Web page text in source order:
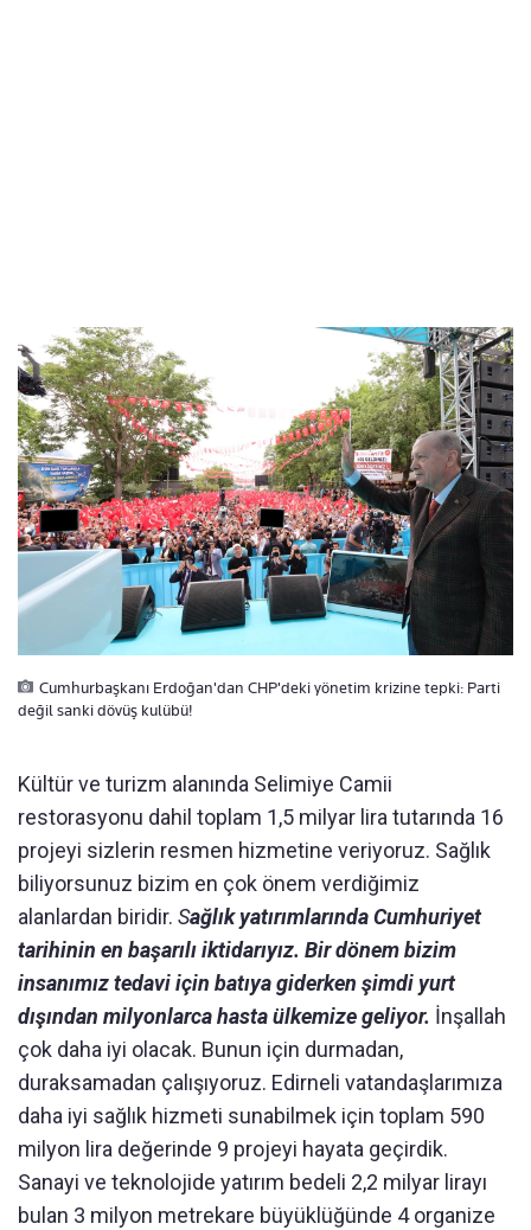
Cumhurbaşkanı Erdoğan'dan CHP'deki yönetim krizine tepki: Parti
değil sanki dövüş kulübü!
Kültür ve turizm alanında Selimiye Camii
restorasyonu dahil toplam 1,5 milyar lira tutarında 16
projeyi sizlerin resmen hizmetine veriyoruz. Sağlık
biliyorsunuz bizim en çok önem verdiğimiz
alanlardan biridir. Sağlık yatırımlarında Cumhuriyet
tarihinin en başarılı iktidarıyız. Bir dönem bizim
insanımız tedavi için batıya giderken şimdi yurt
dışından milyonlarca hasta ülkemize geliyor. İnşallah
çok daha iyi olacak. Bunun için durmadan,
duraksamadan çalışıyoruz. Edirneli vatandaşlarımıza
daha iyi sağlık hizmeti sunabilmek için toplam 590
milyon lira değerinde 9 projeyi hayata geçirdik.
Sanayi ve teknolojide yatırım bedeli 2,2 milyar lirayı
bulan 3 milyon metrekare büyüklüğünde 4 organize